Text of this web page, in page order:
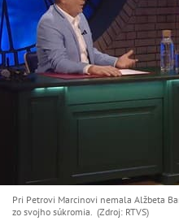
Pri Petrovi Marcinovi nemala Alžbeta
zo svojho súkromia. (Zdroj: RTVS)